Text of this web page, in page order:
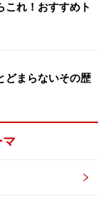
つニッキ
キング並みの
ダード・トバ
メジャーデビ
年には女性
これ！おすすめト
どまらないその歴